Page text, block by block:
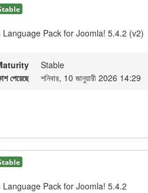
Pack for Joomla! 5.4.2 (v2)
Stable
পেয়েছে
শনিবার, 10 জানুয়ারী 2026 14:29
Pack for Joomla! 5.4.2